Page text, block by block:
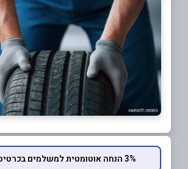
3% הנחה אוטומטית למשלמים בכרטיס המועדון